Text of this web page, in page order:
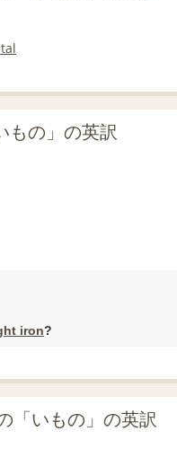
もの」の英訳
iron?
「いもの」の英訳